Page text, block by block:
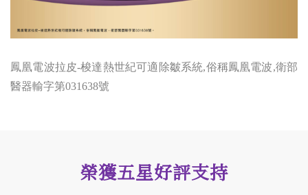
鳳凰電波拉皮-梭達熱世紀可適除皺系統,俗稱鳳凰電波,衛部
醫器輸字第031638號
榮獲五星好評支持